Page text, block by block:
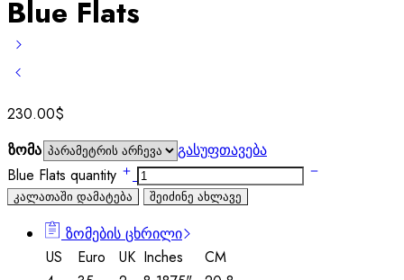
Blue Flats
230.00$
ზომა
გასუფთავება
Blue Flats quantity
კალათაში დამატება შეიძინე ახლავე
ზომების ცხრილი
US
Euro UK Inches
CM